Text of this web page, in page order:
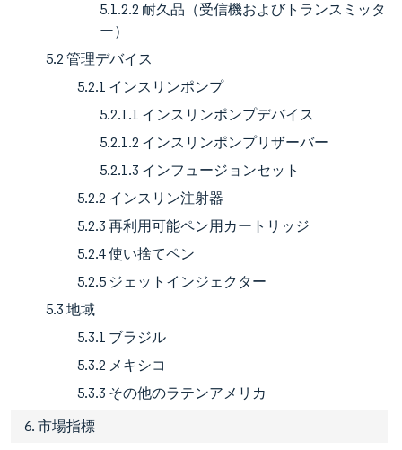
5.1.2.2 耐久品（受信機およびトランスミッタ
ー）
5.2 管理デバイス
5.2.1 インスリンポンプ
5.2.1.1 インスリンポンプデバイス
5.2.1.2 インスリンポンプリザーバー
5.2.1.3 インフュージョンセット
5.2.2 インスリン注射器
5.2.3 再利用可能ペン用カートリッジ
5.2.4 使い捨てペン
5.2.5 ジェットインジェクター
5.3 地域
5.3.1 ブラジル
5.3.2 メキシコ
5.3.3 その他のラテンアメリカ
6. 市場指標